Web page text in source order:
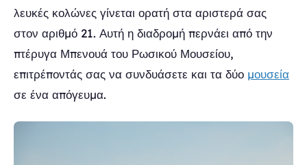
λευκές κολώνες γίνεται ορατή στα αριστερά σας
στον αριθμό 21. Αυτή η διαδρομή περνάει από την
πτέρυγα Μπενουά του Ρωσικού Μουσείου,
επιτρέποντάς σας να συνδυάσετε και τα δύο μουσεία
σε ένα απόγευμα.